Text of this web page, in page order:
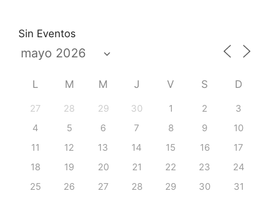
Sin Eventos
L M M J V S D
27 28 29 30 1 2
3
4
5 6 7 8 9
10
11
12 13 14 15 16
17
18
19 20 21 22 23
24
25
26 27 28 29 30 31